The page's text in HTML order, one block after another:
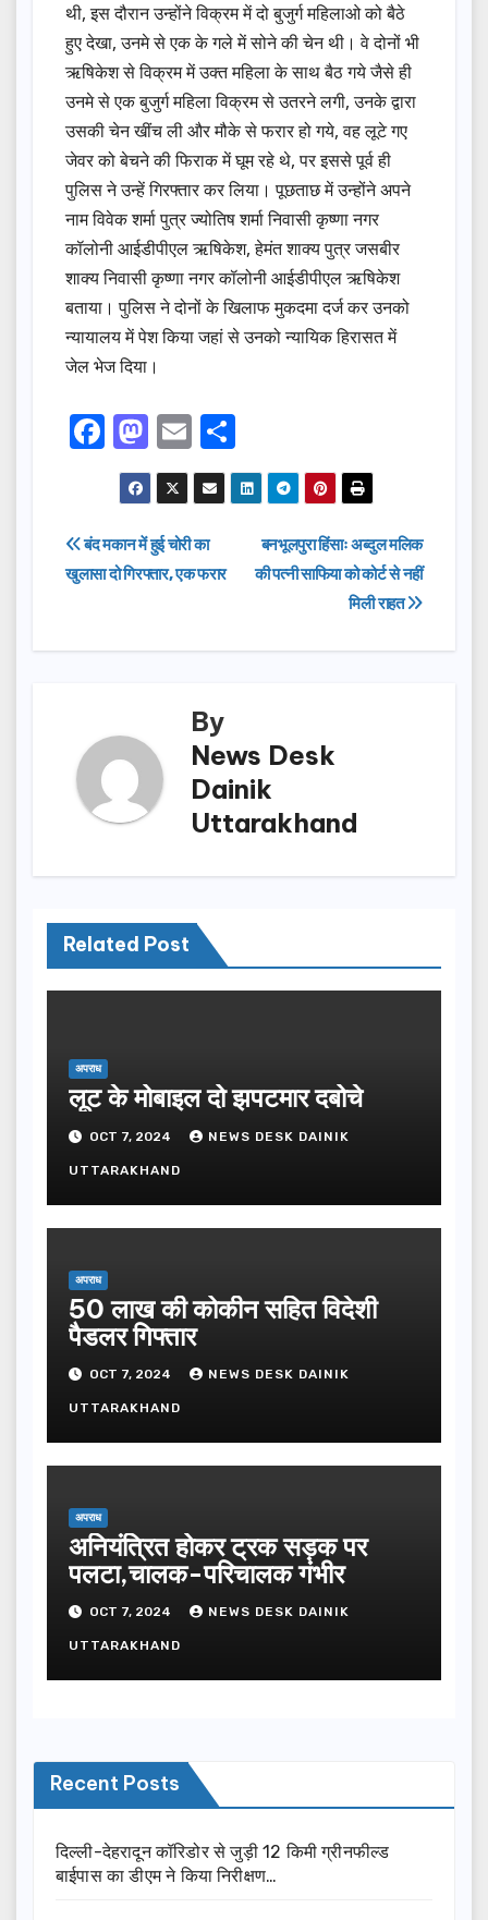
थी, इस दौरान उन्होंने विक्रम में दो बुजुर्ग महिलाओ को बैठे
हुए देखा, उनमे से एक के गले में सोने की चेन थी। वे दोनों भी
ऋषिकेश से विक्रम में उक्त महिला के साथ बैठ गये जैसे ही
उनमे से एक बुजुर्ग महिला विक्रम से उतरने लगी, उनके द्वारा
उसकी चेन खींच ली और मौके से फरार हो गये, वह लूटे गए
जेवर को बेचने की फिराक में घूम रहे थे, पर इससे पूर्व ही
पुलिस ने उन्हें गिरफ्तार कर लिया। पूछताछ में उन्होंने अपने
नाम विवेक शर्मा पुत्र ज्योतिष शर्मा निवासी कृष्णा नगर
कॉलोनी आईडीपीएल ऋषिकेश, हेमंत शाक्य पुत्र जसबीर
शाक्य निवासी कृष्णा नगर कॉलोनी आईडीपीएल ऋषिकेश
बताया। पुलिस ने दोनों के खिलाफ मुकदमा दर्ज कर उनको
न्यायालय में पेश किया जहां से उनको न्यायिक हिरासत में
जेल भेज दिया।
F
a
c
e
b
o
M
a
st
o
d
n
E
m
ail
h
ar
Post
navigation
बनभूलपुरा हिंसाः अब्दुल मलिक
की पत्नी साफिया को कोर्ट से नहीं
मिली राहत
बंद मकान में हुई चोरी का
खुलासा दो गिरफ्तार, एक फरार
By
News Desk
Dainik
Uttarakhand
Related Post
अपराध
लूट के मोबाइल दो झपटमार दबोचे
OCT 7, 2024 NEWS DESK DAINIK
UTTARAKHAND
अपराध
50 लाख की कोकीन सहित विदेशी
पैडलर गिफ्तार
OCT 7, 2024 NEWS DESK DAINIK
UTTARAKHAND
अपराध
अनियंत्रित होकर ट्रक सड़क पर
पलटा,चालक-परिचालक गंभीर
OCT 7, 2024 NEWS DESK DAINIK
UTTARAKHAND
Recent Posts
दिल्ली-देहरादून कॉरिडोर से जुड़ी 12 किमी ग्रीनफील्ड
बाईपास का डीएम ने किया निरीक्षण…